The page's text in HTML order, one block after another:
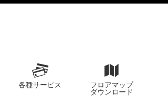
各種サービス フロアマップ
ダウンロード